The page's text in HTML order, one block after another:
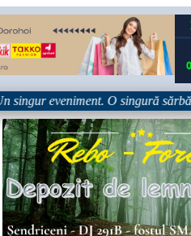
eveniment. O singură sărbătoare!